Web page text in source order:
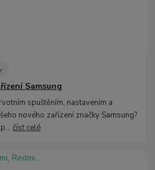
Samsung
spuštěním, nastavením a
nového zařízení značky Samsung?
číst celé